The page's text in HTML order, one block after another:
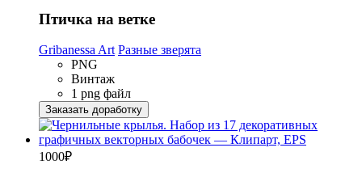
Птичка на ветке
Gribanessa Art Разные зверята
PNG
Винтаж
1 png файл
Заказать доработку
1000₽